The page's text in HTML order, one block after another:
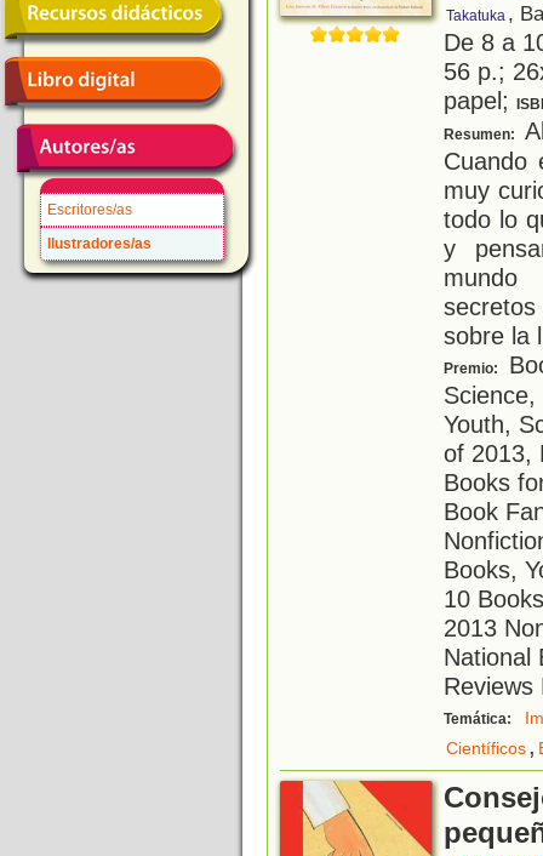
Escritores/as
Ilustradores/as
Takatuka ,
De 8 a
56 p.;
papel;
Resumen:
Cuando
muy
todo lo
y
mundo
sobre la
Premio:
Youth,
of 2013,
Books
Book
Books,
10
2013
National
Reviews
Temática:
Científicos,